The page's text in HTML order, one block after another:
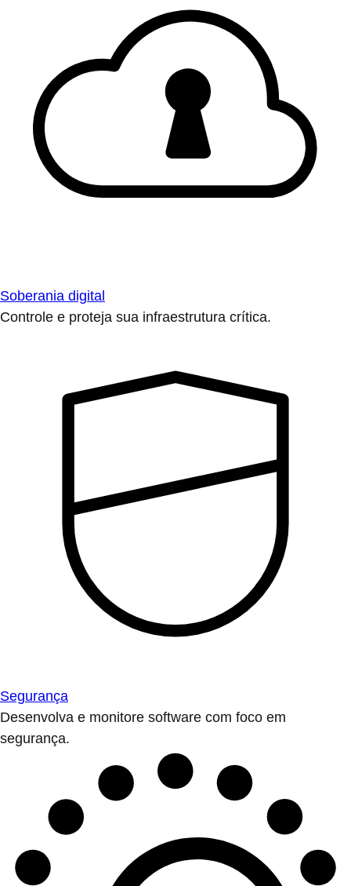
Soberania digital
Controle e proteja sua infraestrutura crítica.
Segurança
Desenvolva e monitore software com foco em
segurança.